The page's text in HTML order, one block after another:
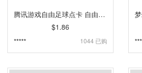
腾讯游戏自由足球点卡 自由足球10元10Q币1000自由币点卡 海外充值 [自动发货]
$1.86
*****
1044 已购